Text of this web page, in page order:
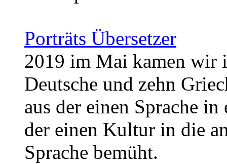
Porträts Übersetzer
2019 im Mai kamen wir
Deutsche und zehn
aus der einen Sprache in
der einen Kultur in die
Sprache bemüht.